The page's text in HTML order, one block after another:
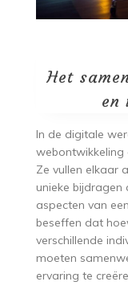
Het
en
In de digitale
webontwikkeling
Ze vullen elkaar
unieke bijdragen
aspecten van
beseffen dat
verschillende
moeten
ervaring te